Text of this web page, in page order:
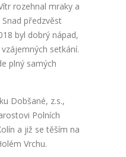
rozehnal mraky a
předzvěst
byl dobrý nápad,
setkání.
plný samých
Dobšané, z.s.,
Polních
a již se těším na
Vrchu.